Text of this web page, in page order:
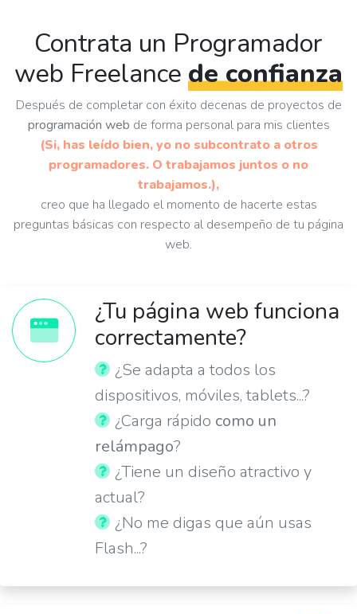
Contrata un Programador
web Freelance de confianza
Después de completar con éxito decenas de proyectos de
programación web de forma personal para mis clientes
(Si, has leído bien, yo no subcontrato a otros
programadores. O trabajamos juntos o no
trabajamos.),
creo que ha llegado el momento de hacerte estas
preguntas básicas con respecto al desempeño de tu página
web.
¿Tu página web funciona
correctamente?
¿Se adapta a todos los
dispositivos, móviles, tablets...?
¿Carga rápido como un
relámpago?
¿Tiene un diseño atractivo y
actual?
¿No me digas que aún usas
Flash...?